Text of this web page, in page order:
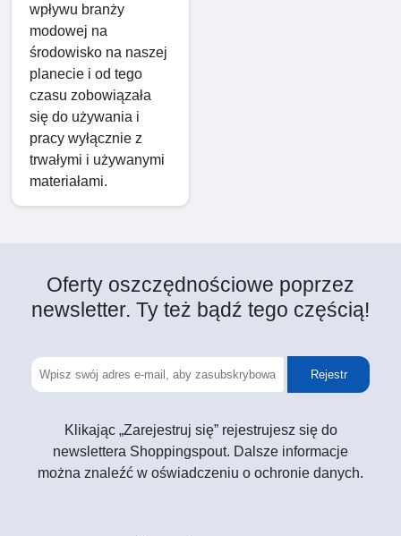
wpływu branży
modowej na
środowisko na naszej
planecie i od tego
czasu zobowiązała
się do używania i
pracy wyłącznie z
trwałymi i używanymi
materiałami.
Oferty oszczędnościowe poprzez
newsletter. Ty też bądź tego częścią!
Rejestr
Klikając „Zarejestruj się” rejestrujesz się do
newslettera Shoppingspout. Dalsze informacje
można znaleźć w oświadczeniu o ochronie danych.